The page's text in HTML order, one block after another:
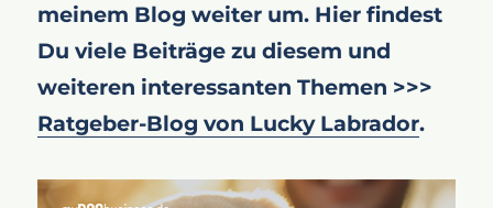
meinem Blog weiter um. Hier findest
Du viele Beiträge zu diesem und
weiteren interessanten Themen >>>
Ratgeber-Blog von Lucky Labrador.